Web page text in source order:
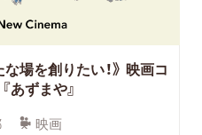
場を創りたい！》 映画コ
あずまや』
映画